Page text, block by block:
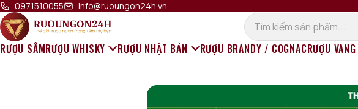
Bỏ qua đến nội dung
0971510055 info@ruoungon24h.vn
RƯỢU SÂMRƯỢU WHISKY RƯỢU NHẬT BẢN RƯỢU BRANDY / COGNACRƯỢU VANG